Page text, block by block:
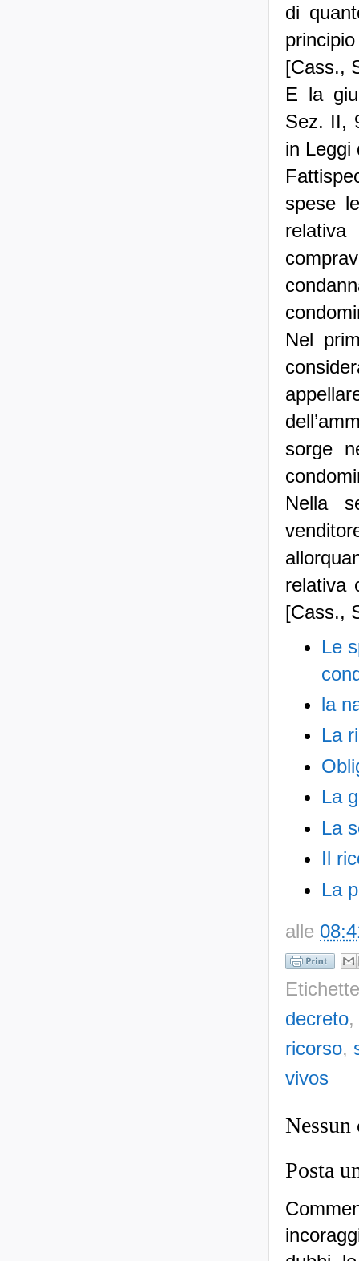
di
[Cass.,
E la
Sez. II,
in Leggi
spese
relativa
Nel
sorge
Nella
relativa
[Cass.,
Le
la
La
La
La
Il
La
alle
decreto,
ricorso,
vivos
Nessun
Posta